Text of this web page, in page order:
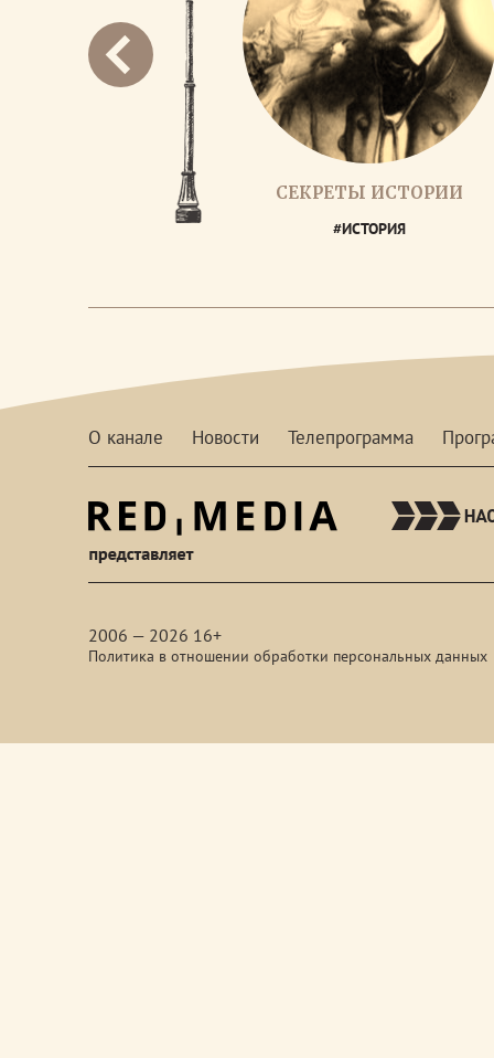
СЕКРЕТЫ ИСТОРИИ
#ИСТОРИЯ
О канале Новости Телепрограмма
2006 — 2026 16+
Политика в отношении обработки персональных данных